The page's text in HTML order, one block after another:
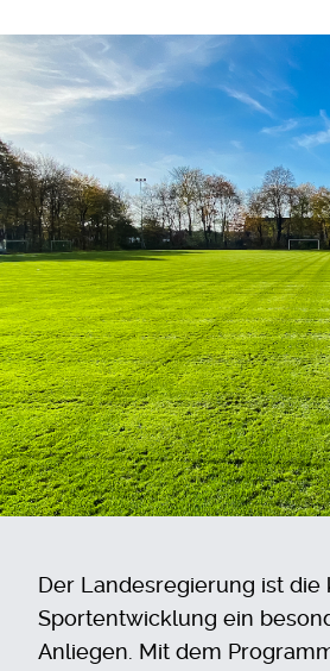
Der Landesregierung ist die
Sportentwicklung ein
Anliegen. Mit dem